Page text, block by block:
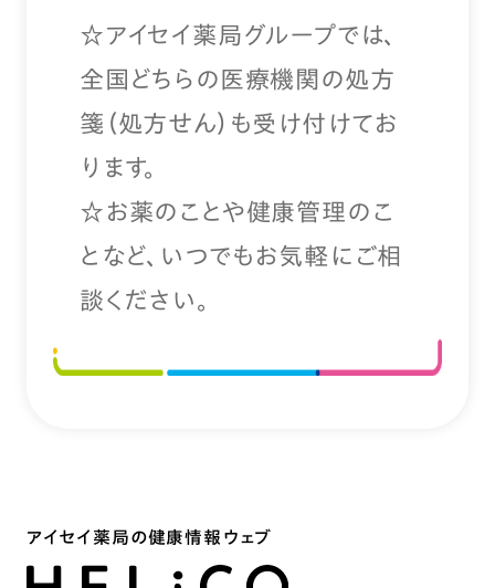
☆アイセイ薬局グループでは、
全国どちらの医療機関の処方
箋（処方せん）も受け付けてお
ります。
☆お薬のことや健康管理のこ
となど、いつでもお気軽にご相
談ください。
アイセイ薬局の健康情報ウェブ